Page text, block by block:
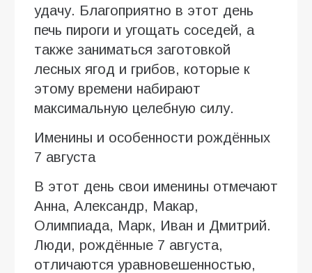
удачу. Благоприятно в этот день
печь пироги и угощать соседей, а
также заниматься заготовкой
лесных ягод и грибов, которые к
этому времени набирают
максимальную целебную силу.
Именины и особенности рождённых
7 августа
В этот день свои именины отмечают
Анна, Александр, Макар,
Олимпиада, Марк, Иван и Дмитрий.
Люди, рождённые 7 августа,
отличаются уравновешенностью,